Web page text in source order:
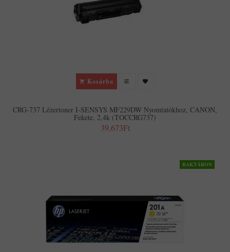
Kosárba
CRG-737 Lézertoner I-SENSYS MF229DW Nyomtatókhoz, CANON,
Fekete, 2,4k (TOCCRG737)
39,673Ft
RAKTÁRON